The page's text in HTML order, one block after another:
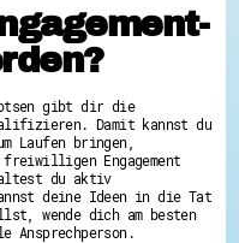
Lotsen gibt dir die
Damit kannst du
Laufen bringen,
freiwilligen Engagement
du aktiv
deine Ideen in die Tat
wende dich am besten
Ansprechperson.